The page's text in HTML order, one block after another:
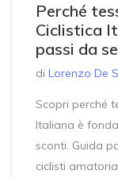
Perché
Ciclistica
passi da
di Lorenzo De
Scopri perché
Italiana è
sconti. Guida
ciclisti